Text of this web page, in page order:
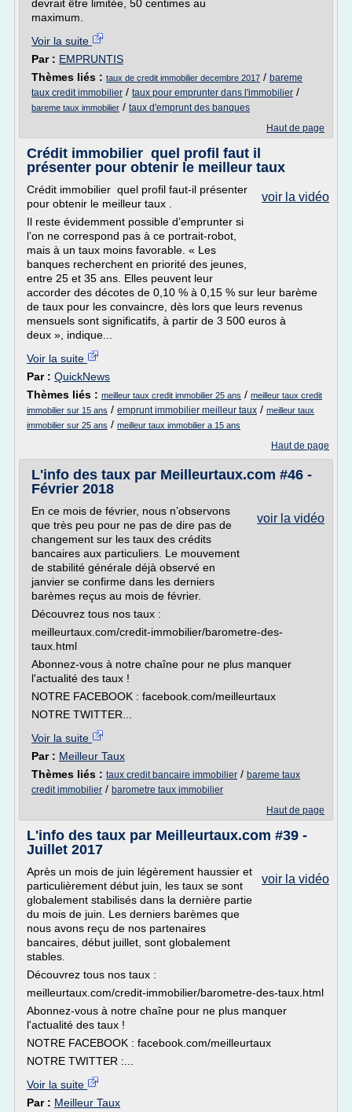
devrait être limitée, 50 centimes au
maximum.
Voir la suite
Par : EMPRUNTIS
Thèmes liés : taux de credit immobilier decembre 2017 / bareme
taux credit immobilier / taux pour emprunter dans l'immobilier /
bareme taux immobilier / taux d'emprunt des banques
Haut de page
Crédit immobilier quel profil faut il
présenter pour obtenir le meilleur taux
voir la vidéo
Crédit immobilier quel profil faut-il présenter
pour obtenir le meilleur taux .
Il reste évidemment possible d’emprunter si
l’on ne correspond pas à ce portrait-robot,
mais à un taux moins favorable. « Les
banques recherchent en priorité des jeunes,
entre 25 et 35 ans. Elles peuvent leur
accorder des décotes de 0,10 % à 0,15 % sur leur barème
de taux pour les convaincre, dès lors que leurs revenus
mensuels sont significatifs, à partir de 3 500 euros à
deux », indique...
Voir la suite
Par : QuickNews
Thèmes liés : meilleur taux credit immobilier 25 ans / meilleur taux credit
immobilier sur 15 ans / emprunt immobilier meilleur taux / meilleur taux
immobilier sur 25 ans / meilleur taux immobilier a 15 ans
Haut de page
L'info des taux par Meilleurtaux.com #46 -
Février 2018
voir la vidéo
En ce mois de février, nous n’observons
que très peu pour ne pas de dire pas de
changement sur les taux des crédits
bancaires aux particuliers. Le mouvement
de stabilité générale déjà observé en
janvier se confirme dans les derniers
barèmes reçus au mois de février.
Découvrez tous nos taux :
meilleurtaux.com/credit-immobilier/barometre-des-
taux.html
Abonnez-vous à notre chaîne pour ne plus manquer
l'actualité des taux !
NOTRE FACEBOOK : facebook.com/meilleurtaux
NOTRE TWITTER...
Voir la suite
Par : Meilleur Taux
Thèmes liés : taux credit bancaire immobilier / bareme taux
credit immobilier / barometre taux immobilier
Haut de page
L'info des taux par Meilleurtaux.com #39 -
Juillet 2017
voir la vidéo
Après un mois de juin légèrement haussier et
particulièrement début juin, les taux se sont
globalement stabilisés dans la dernière partie
du mois de juin. Les derniers barèmes que
nous avons reçu de nos partenaires
bancaires, début juillet, sont globalement
stables.
Découvrez tous nos taux :
meilleurtaux.com/credit-immobilier/barometre-des-taux.html
Abonnez-vous à notre chaîne pour ne plus manquer
l'actualité des taux !
NOTRE FACEBOOK : facebook.com/meilleurtaux
NOTRE TWITTER :...
Voir la suite
Par : Meilleur Taux